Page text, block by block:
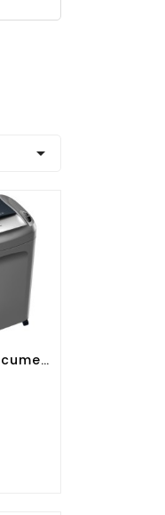

Distruggidocumenti Delta...